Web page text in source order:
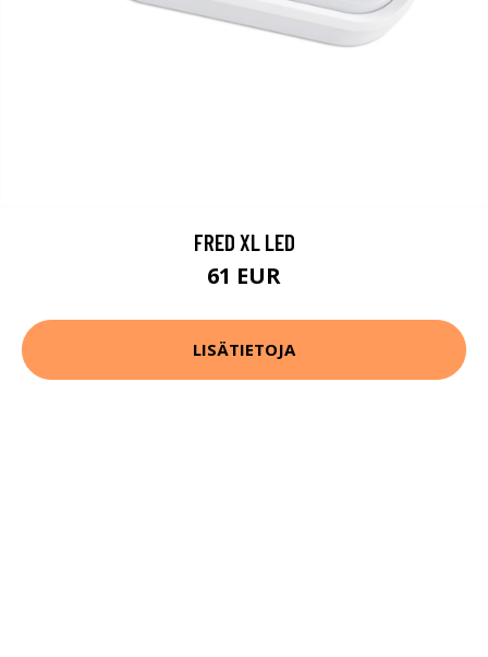
FRED XL LED
61 EUR
LISÄTIETOJA